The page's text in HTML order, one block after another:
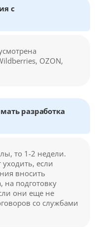
с
OZON,
разработка
то 1-2 недели.
если
вносить
на подготовку
они еще не
со службами